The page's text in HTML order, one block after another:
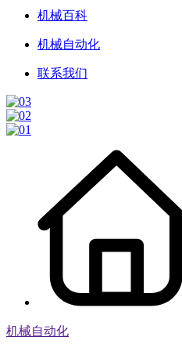
机械百科
机械自动化
联系我们
机械自动化